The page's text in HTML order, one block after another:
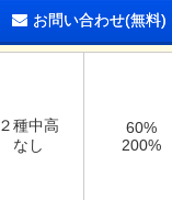
お問い合わせ(無料)
２種中高
なし
60%
200%